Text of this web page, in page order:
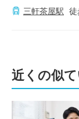
三軒茶屋駅 徒
近くの似